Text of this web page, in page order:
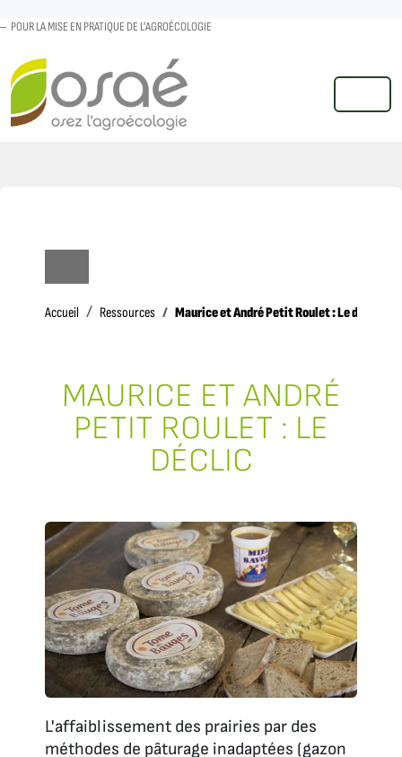
POUR LA MISE EN PRATIQUE DE L'AGROÉCOLOGIE
MENU
Accueil AccueilRessources Maurice et André Petit Roulet : Le déclic
MAURICE ET ANDRÉ
PETIT ROULET : LE
DÉCLIC
L'affaiblissement des prairies par des
méthodes de pâturage inadaptées (gazon